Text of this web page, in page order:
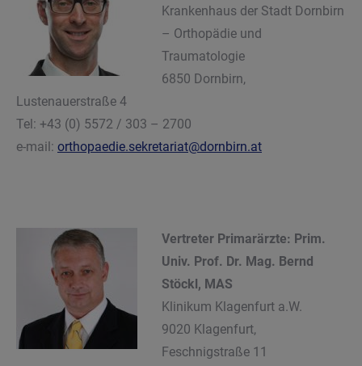
Krankenhaus der Stadt Dornbirn
– Orthopädie und
Traumatologie
6850 Dornbirn,
Lustenauerstraße 4
Tel: +43 (0) 5572 / 303 – 2700
e-mail: orthopaedie.sekretariat@dornbirn.at
Vertreter Primarärzte: Prim.
Univ. Prof. Dr. Mag. Bernd
Stöckl, MAS
Klinikum Klagenfurt a.W.
9020 Klagenfurt,
Feschnigstraße 11